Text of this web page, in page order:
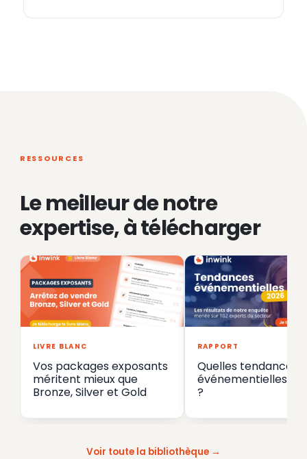
RESSOURCES
Le meilleur de notre
expertise, à télécharger
LIVRE BLANC
Vos packages exposants
méritent mieux que
Bronze, Silver et Gold
RAPPORT
Quelles tendances
événementielles en
?
Voir toute la bibliothèque